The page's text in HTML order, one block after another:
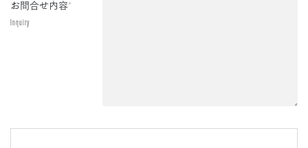
お問合せ内容*
Inquiry